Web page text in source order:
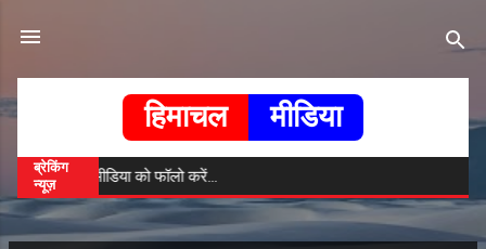
हिमाचल मीडिया
ब्रेकिंग
न्यूज़मीडिया को फॉलो करें...